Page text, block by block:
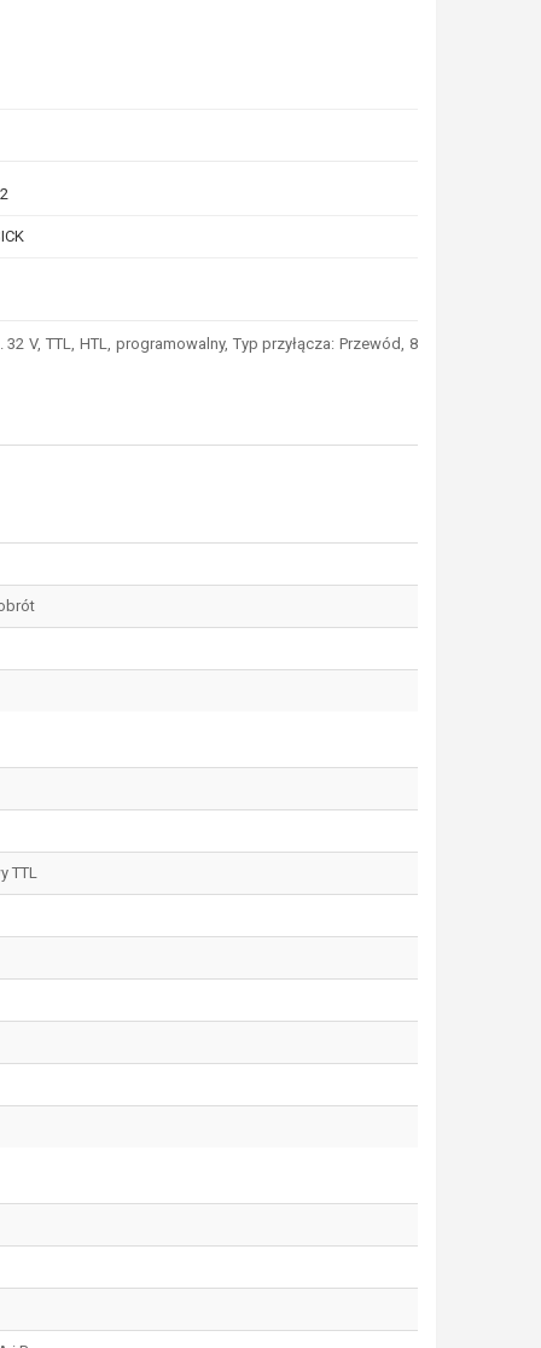
V, TTL, HTL, programowalny, Typ przyłącza: Przewód, 8
TTL